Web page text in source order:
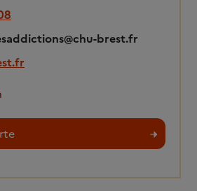
brest.fr